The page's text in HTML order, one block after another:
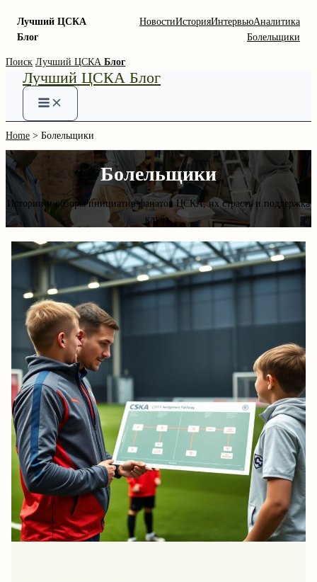
Лучший ЦСКА
Блог
НовостиИсторияИнтервьюАналитика
Болельщики
Skip
content
Поиск Лучший ЦСКА Блог
Лучший ЦСКА Блог
Home Болельщики
Болельщики
Истории и обзоры инициатив фанатов ЦСКА, их страсть и поддержка
клуба.